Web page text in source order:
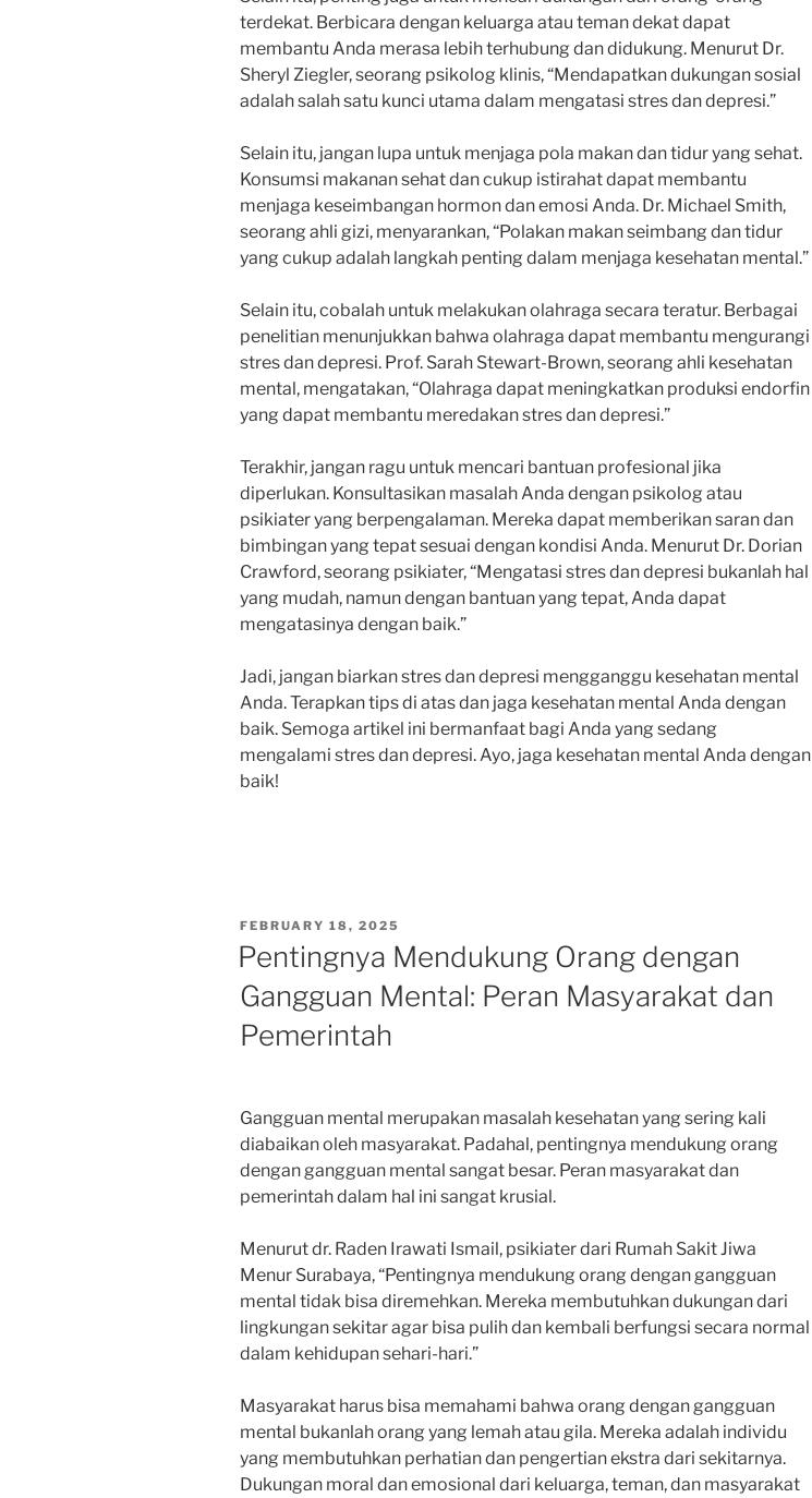
terdekat. Berbicara dengan keluarga atau teman dekat dapat
membantu Anda merasa lebih terhubung dan didukung. Menurut Dr.
Sheryl Ziegler, seorang psikolog klinis, “Mendapatkan dukungan sosial
adalah salah satu kunci utama dalam mengatasi stres dan depresi.”
Selain itu, jangan lupa untuk menjaga pola makan dan tidur yang sehat.
Konsumsi makanan sehat dan cukup istirahat dapat membantu
menjaga keseimbangan hormon dan emosi Anda. Dr. Michael Smith,
seorang ahli gizi, menyarankan, “Polakan makan seimbang dan tidur
yang cukup adalah langkah penting dalam menjaga kesehatan mental.”
Selain itu, cobalah untuk melakukan olahraga secara teratur. Berbagai
penelitian menunjukkan bahwa olahraga dapat membantu mengurangi
stres dan depresi. Prof. Sarah Stewart-Brown, seorang ahli kesehatan
mental, mengatakan, “Olahraga dapat meningkatkan produksi endorfin
yang dapat membantu meredakan stres dan depresi.”
Terakhir, jangan ragu untuk mencari bantuan profesional jika
diperlukan. Konsultasikan masalah Anda dengan psikolog atau
psikiater yang berpengalaman. Mereka dapat memberikan saran dan
bimbingan yang tepat sesuai dengan kondisi Anda. Menurut Dr. Dorian
Crawford, seorang psikiater, “Mengatasi stres dan depresi bukanlah hal
yang mudah, namun dengan bantuan yang tepat, Anda dapat
mengatasinya dengan baik.”
Jadi, jangan biarkan stres dan depresi mengganggu kesehatan mental
Anda. Terapkan tips di atas dan jaga kesehatan mental Anda dengan
baik. Semoga artikel ini bermanfaat bagi Anda yang sedang
mengalami stres dan depresi. Ayo, jaga kesehatan mental Anda dengan
baik!
POSTED
FEBRUARY 18, 2025
Pentingnya Mendukung Orang dengan
Gangguan Mental: Peran Masyarakat dan
Pemerintah
Gangguan mental merupakan masalah kesehatan yang sering kali
diabaikan oleh masyarakat. Padahal, pentingnya mendukung orang
dengan gangguan mental sangat besar. Peran masyarakat dan
pemerintah dalam hal ini sangat krusial.
Menurut dr. Raden Irawati Ismail, psikiater dari Rumah Sakit Jiwa
Menur Surabaya, “Pentingnya mendukung orang dengan gangguan
mental tidak bisa diremehkan. Mereka membutuhkan dukungan dari
lingkungan sekitar agar bisa pulih dan kembali berfungsi secara normal
dalam kehidupan sehari-hari.”
Masyarakat harus bisa memahami bahwa orang dengan gangguan
mental bukanlah orang yang lemah atau gila. Mereka adalah individu
yang membutuhkan perhatian dan pengertian ekstra dari sekitarnya.
Dukungan moral dan emosional dari keluarga, teman, dan masyarakat